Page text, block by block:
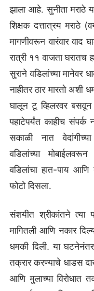
झाला आहे. सुनीता मराठे
शिक्षक दत्तात्रय मराठे
मागणीवरून वारंवार वाद
रात्री ११ वाजता
सुराने वडिलांच्या मानेवर
नाहीतर ठार मारतो अशी
घालून टू व्हिलरवर बसवून
पहाटेपर्यंत काहीच
सकाळी नात
वडिलांच्या
वडिलांचा हात-पाय
फोटो दिसला.
संशयीत श्रीकांतने
मागितली आणि नकार
धमकी दिली. या
तक्रार करण्याचे धाडस
आणि मुलाच्या विरोधात